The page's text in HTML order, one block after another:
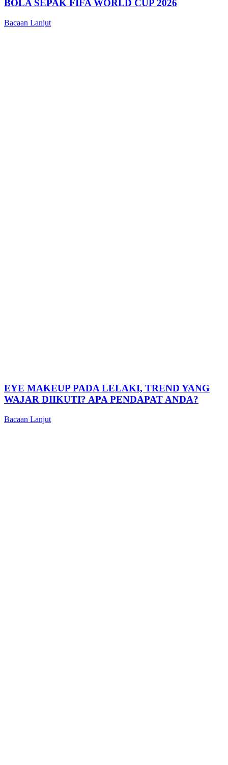
BOLA SEPAK FIFA WORLD CUP 2026
Bacaan Lanjut
EYE MAKEUP PADA LELAKI, TREND YANG
WAJAR DIIKUTI? APA PENDAPAT ANDA?
Bacaan Lanjut